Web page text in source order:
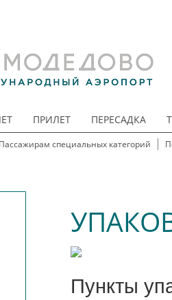
ПРИЛЕТ ПЕРЕСАДКА
Пассажирам специальных категорий
Пункты